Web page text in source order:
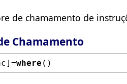
de chamamento de
Chamamento
]=where ()